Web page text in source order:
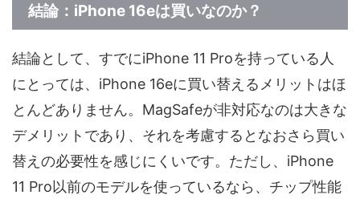
結論：iPhone 16eは買いなのか？
結論として、すでにiPhone 11 Proを持っている人
にとっては、iPhone 16eに買い替えるメリットはほ
とんどありません。MagSafeが非対応なのは大きな
デメリットであり、それを考慮するとなおさら買い
替えの必要性を感じにくいです。ただし、iPhone
11 Pro以前のモデルを使っているなら、チップ性能